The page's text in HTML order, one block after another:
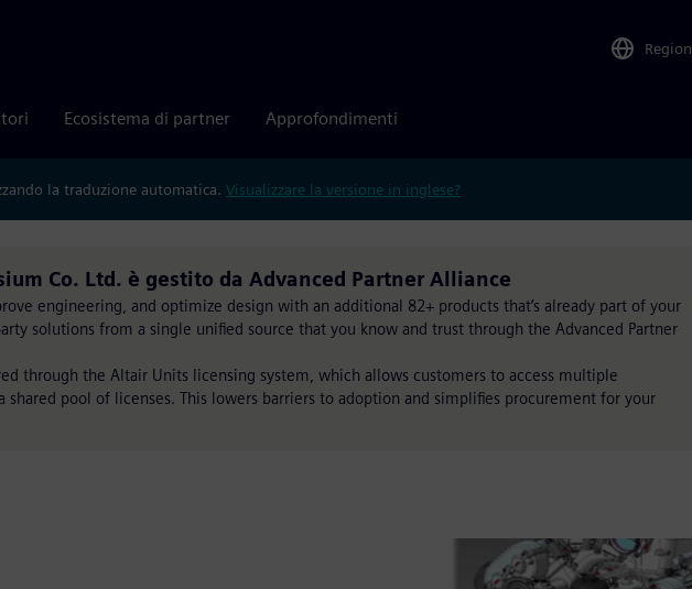
Region
Ecosistema di partner Approfondimenti
la traduzione automatica. Visualizzare la versione in inglese?
Co. Ltd. è gestito da Advanced Partner Alliance
engineering, and optimize design with an additional 82+ products that’s already part of your
solutions from a single unified source that you know and trust through the Advanced Partner
through the Altair Units licensing system, which allows customers to access multiple
shared pool of licenses. This lowers barriers to adoption and simplifies procurement for your